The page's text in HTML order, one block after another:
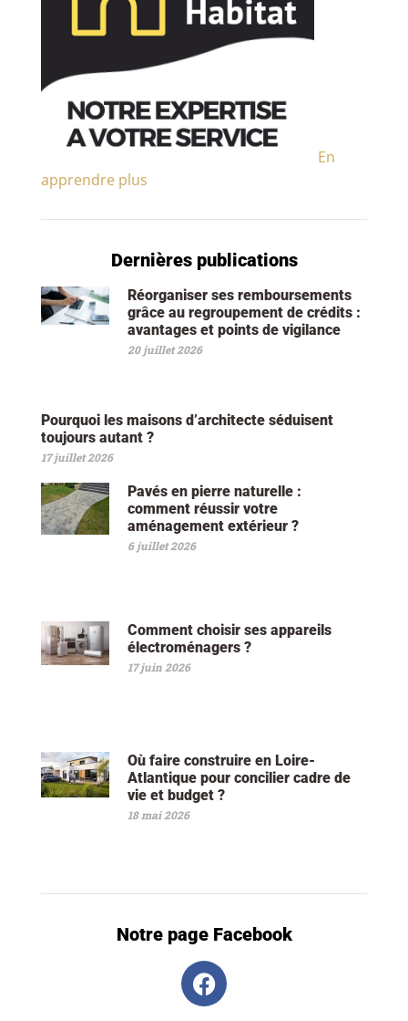
En
apprendre plus
Dernières publications
Réorganiser ses remboursements
grâce au regroupement de crédits :
avantages et points de vigilance
20 juillet 2026
Pourquoi les maisons d’architecte séduisent
toujours autant ?
17 juillet 2026
Pavés en pierre naturelle :
comment réussir votre
aménagement extérieur ?
6 juillet 2026
Comment choisir ses appareils
électroménagers ?
17 juin 2026
Où faire construire en Loire-
Atlantique pour concilier cadre de
vie et budget ?
18 mai 2026
Notre page Facebook